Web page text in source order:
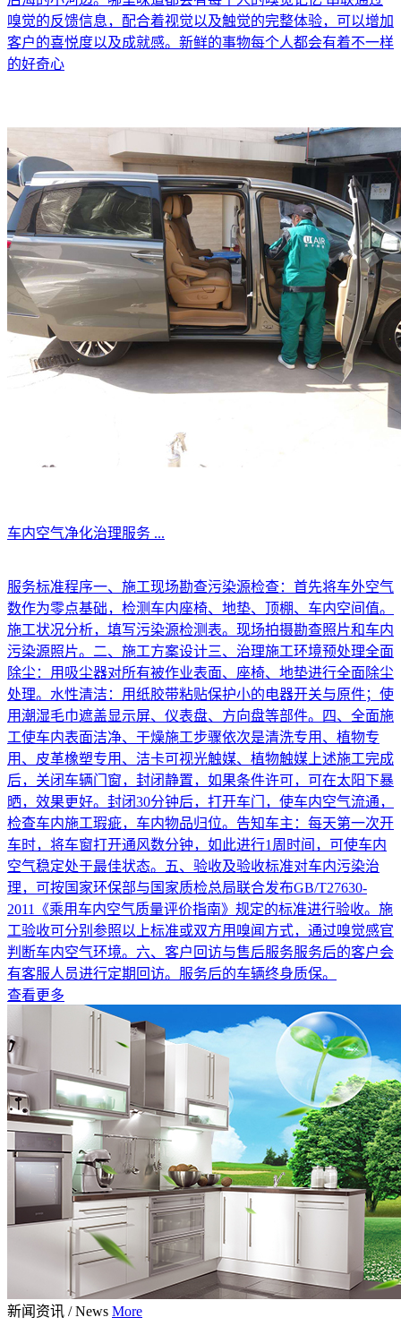
嗅觉的反馈信息，配合着视觉以及触觉的完整体验，可以增加
客户的喜悦度以及成就感。新鲜的事物每个人都会有着不一样
的好奇心
车内空气净化治理服务 ...
服务标准程序一、施工现场勘查污染源检查：首先将车外空气
数作为零点基础，检测车内座椅、地垫、顶棚、车内空间值。
施工状况分析，填写污染源检测表。现场拍摄勘查照片和车内
污染源照片。二、施工方案设计三、治理施工环境预处理全面
除尘：用吸尘器对所有被作业表面、座椅、地垫进行全面除尘
处理。水性清洁：用纸胶带粘贴保护小的电器开关与原件；使
用潮湿毛巾遮盖显示屏、仪表盘、方向盘等部件。四、全面施
工使车内表面洁净、干燥施工步骤依次是清洗专用、植物专
用、皮革橡塑专用、洁卡可视光触媒、植物触媒上述施工完成
后，关闭车辆门窗，封闭静置，如果条件许可，可在太阳下暴
晒，效果更好。封闭30分钟后，打开车门，使车内空气流通，
检查车内施工瑕疵，车内物品归位。告知车主：每天第一次开
车时，将车窗打开通风数分钟，如此进行1周时间，可使车内
空气稳定处于最佳状态。五、验收及验收标准对车内污染治
理，可按国家环保部与国家质检总局联合发布GB/T27630-
2011《乘用车内空气质量评价指南》规定的标准进行验收。施
工验收可分别参照以上标准或双方用嗅闻方式，通过嗅觉感官
判断车内空气环境。六、客户回访与售后服务服务后的客户会
有客服人员进行定期回访。服务后的车辆终身质保。
查看更多
新闻资讯 / News More